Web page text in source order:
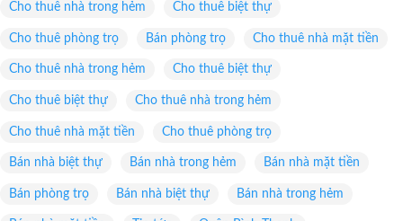
Cho thuê nhà trong hẻm Cho thuê biệt thự
Cho thuê phòng trọ Bán phòng trọ Cho thuê nhà mặt tiền
Cho thuê nhà trong hẻm Cho thuê biệt thự
Cho thuê biệt thự Cho thuê nhà trong hẻm
Cho thuê nhà mặt tiền Cho thuê phòng trọ
Bán nhà biệt thự Bán nhà trong hẻm Bán nhà mặt tiền
Bán phòng trọ Bán nhà biệt thự Bán nhà trong hẻm